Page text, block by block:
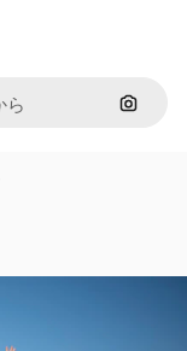
画像で